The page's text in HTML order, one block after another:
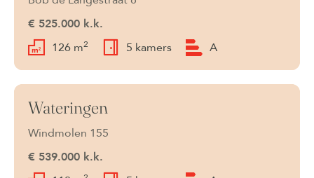
€ 525.000 k.k.
126 m2 5 kamers A
Beschikbaar
Wateringen
Windmolen 155
€ 539.000 k.k.